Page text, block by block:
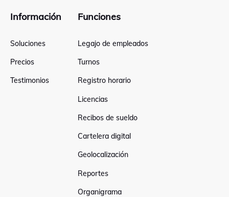
Información
Soluciones
Precios
Testimonios
Funciones
Legajo de empleados
Turnos
Registro horario
Licencias
Recibos de sueldo
Cartelera digital
Geolocalización
Reportes
Organigrama